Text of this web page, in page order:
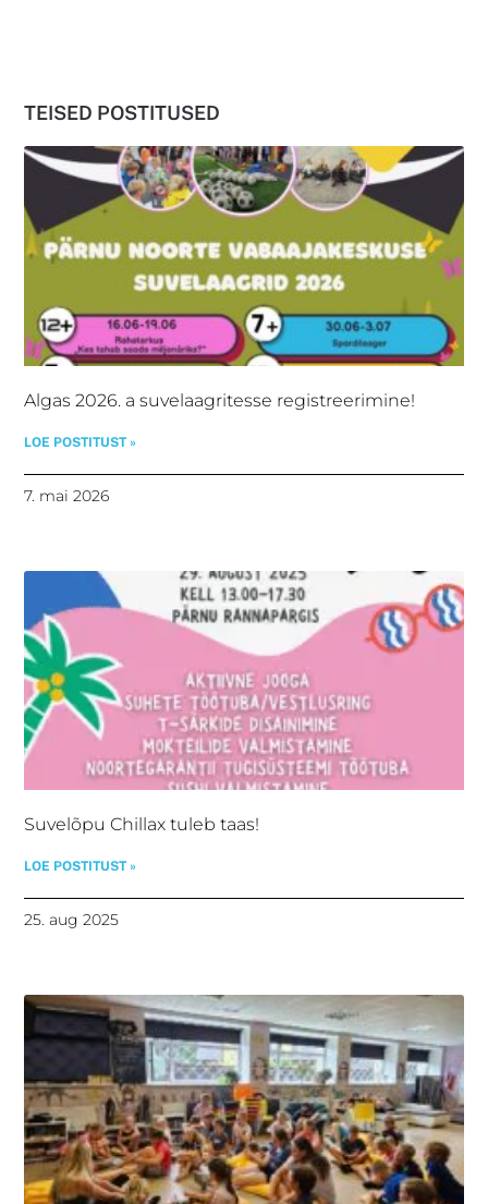
TEISED POSTITUSED
Algas 2026. a suvelaagritesse registreerimine!
LOE POSTITUST »
7. mai 2026
Suvelõpu Chillax tuleb taas!
LOE POSTITUST »
25. aug 2025